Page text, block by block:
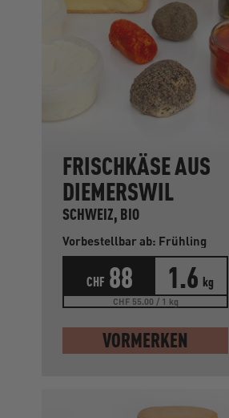
FRISCHKÄSE AUS
DIEMERSWIL
SCHWEIZ, BIO
Vorbestellbar ab: Frühling
CHF 88 1.6 kg
CHF 55.00 / 1 kg
VORMERKEN